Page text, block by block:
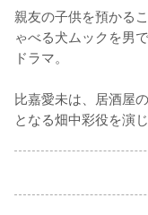
親友の子供を預かる
ゃべる犬ムックを男
ドラマ。
比嘉愛未は、居酒屋
となる畑中彩役を演じ